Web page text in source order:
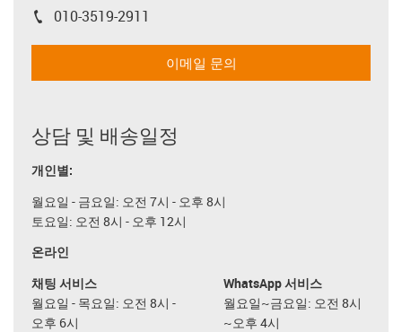
igus-icon-phone
010-3519-2911
이메일 문의
상담 및 배송일정
개인별:
월요일 - 금요일: 오전 7시 - 오후 8시
토요일: 오전 8시 - 오후 12시
온라인
채팅 서비스
월요일 - 목요일: 오전 8시 -
오후 6시
WhatsApp 서비스
월요일~금요일: 오전 8시
~오후 4시